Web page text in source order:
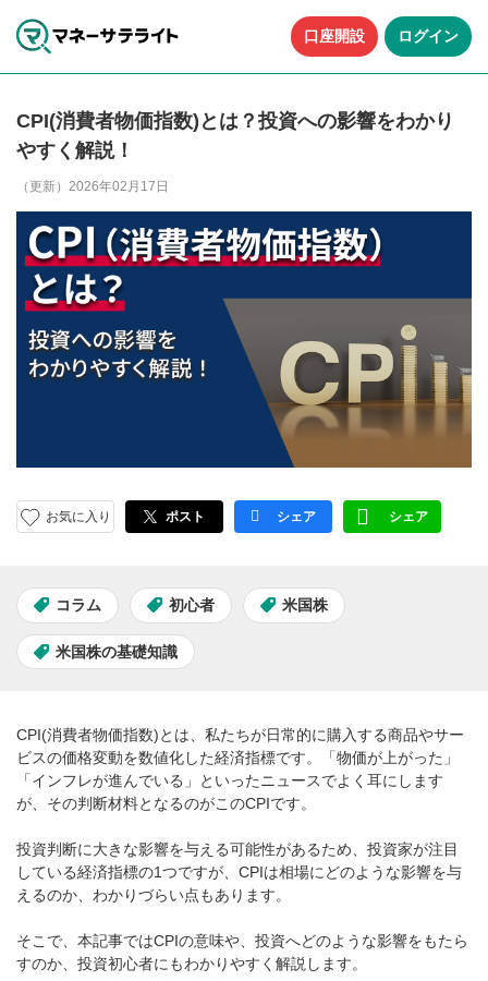
口座開設 ログイン
CPI(消費者物価指数)とは？投資への影響をわかり
やすく解説！
（更新）2026年02月17日
お気に入り ポスト facebook
シェア LINE
シェア
コラム 初心者 米国株
米国株の基礎知識
CPI(消費者物価指数)とは、私たちが日常的に購入する商品やサー
ビスの価格変動を数値化した経済指標です。「物価が上がった」
「インフレが進んでいる」といったニュースでよく耳にします
が、その判断材料となるのがこのCPIです。
投資判断に大きな影響を与える可能性があるため、投資家が注目
している経済指標の1つですが、CPIは相場にどのような影響を与
えるのか、わかりづらい点もあります。
そこで、本記事ではCPIの意味や、投資へどのような影響をもたら
すのか、投資初心者にもわかりやすく解説します。